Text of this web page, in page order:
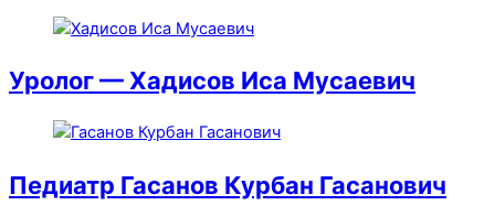
Уролог — Хадисов Иса Мусаевич
Педиатр Гасанов Курбан Гасанович